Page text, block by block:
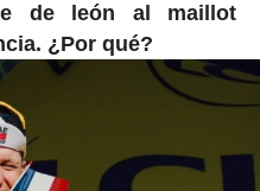
de león al maillot
¿Por qué?